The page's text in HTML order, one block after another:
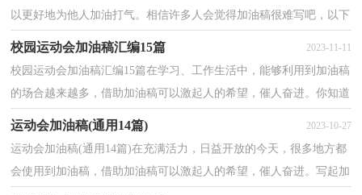
以更好地为他人加油打气。相信许多人会觉得加油稿很难写吧，以下
校园运动会加油稿汇编15篇 2023-11-11
校园运动会加油稿汇编15篇在学习、工作生活中，能够利用到加油稿
的场合越来越多，借助加油稿可以激起人的希望，催人奋进。你知道
运动会加油稿(通用14篇) 2023-10-27
运动会加油稿(通用14篇)在充满活力，日益开放的今天，很多地方都
会使用到加油稿，借助加油稿可以激起人的希望，催人奋进。写起加